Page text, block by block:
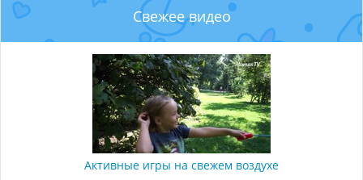
Свежее видео
Активные игры на свежем воздухе